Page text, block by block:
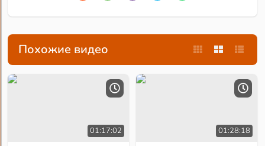
Похожие видео
01:17:02 01:28:18